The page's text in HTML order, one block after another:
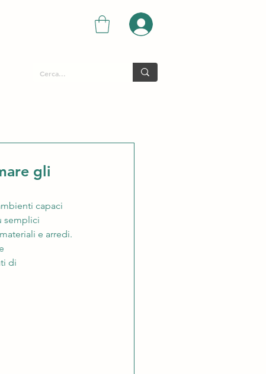
gli
capaci
semplici
e arredi.
di